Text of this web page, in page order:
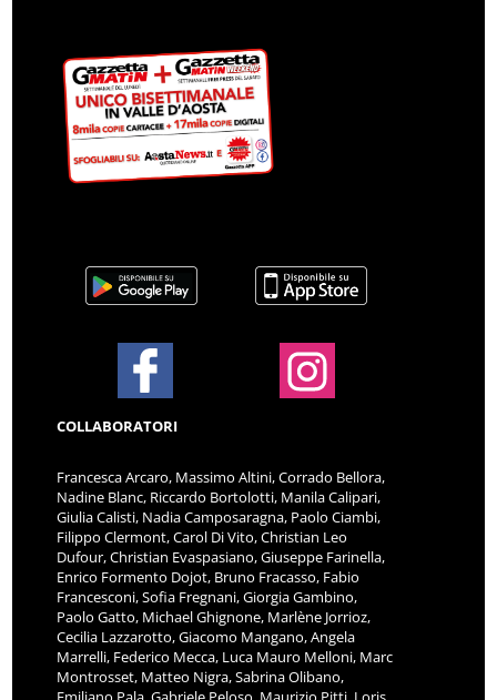
COLLABORATORI
Francesca Arcaro, Massimo Altini, Corrado Bellora,
Nadine Blanc, Riccardo Bortolotti, Manila Calipari,
Giulia Calisti, Nadia Camposaragna, Paolo Ciambi,
Filippo Clermont, Carol Di Vito, Christian Leo
Dufour, Christian Evaspasiano, Giuseppe Farinella,
Enrico Formento Dojot, Bruno Fracasso, Fabio
Francesconi, Sofia Fregnani, Giorgia Gambino,
Paolo Gatto, Michael Ghignone, Marlène Jorrioz,
Cecilia Lazzarotto, Giacomo Mangano, Angela
Marrelli, Federico Mecca, Luca Mauro Melloni, Marc
Montrosset, Matteo Nigra, Sabrina Olibano,